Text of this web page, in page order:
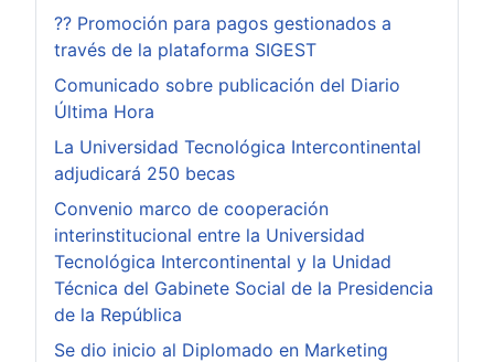
?? Promoción para pagos gestionados a
través de la plataforma SIGEST
Comunicado sobre publicación del Diario
Última Hora
La Universidad Tecnológica Intercontinental
adjudicará 250 becas
Convenio marco de cooperación
interinstitucional entre la Universidad
Tecnológica Intercontinental y la Unidad
Técnica del Gabinete Social de la Presidencia
de la República
Se dio inicio al Diplomado en Marketing